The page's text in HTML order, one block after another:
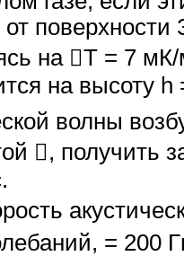
на Т = 7
на высоту h
волны
, получить
=